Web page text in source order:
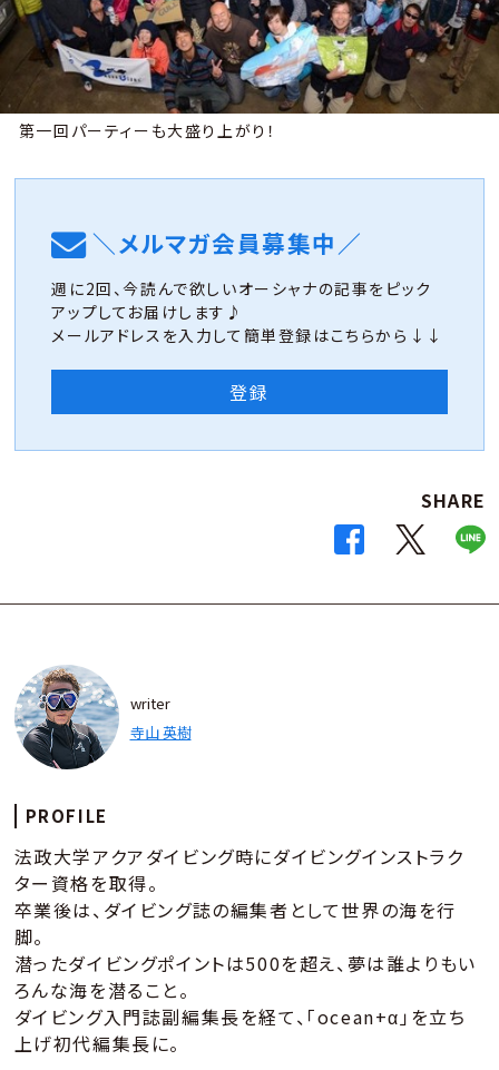
第一回パーティーも大盛り上がり！
＼メルマガ会員募集中／
週に2回、今読んで欲しいオーシャナの記事をピック
アップしてお届けします♪
メールアドレスを入力して簡単登録はこちらから↓↓
登録
SHARE
writer
寺山 英樹
PROFILE
法政大学アクアダイビング時にダイビングインストラク
ター資格を取得。
卒業後は、ダイビング誌の編集者として世界の海を行
脚。
潜ったダイビングポイントは500を超え、夢は誰よりもい
ろんな海を潜ること。
ダイビング入門誌副編集長を経て、「ocean+α」を立ち
上げ初代編集長に。